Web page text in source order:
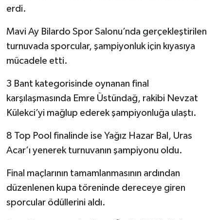
erdi.
Mavi Ay Bilardo Spor Salonu’nda gerçekleştirilen
turnuvada sporcular, şampiyonluk için kıyasıya
mücadele etti.
3 Bant kategorisinde oynanan final
karşılaşmasında Emre Üstündağ, rakibi Nevzat
Külekci’yi mağlup ederek şampiyonluğa ulaştı.
8 Top Pool finalinde ise Yağız Hazar Bal, Uras
Acar’ı yenerek turnuvanın şampiyonu oldu.
Final maçlarının tamamlanmasının ardından
düzenlenen kupa töreninde dereceye giren
sporcular ödüllerini aldı.
MAGAZİN
Politika
Resmi İlan
Röportaj
Sağlık
Spor